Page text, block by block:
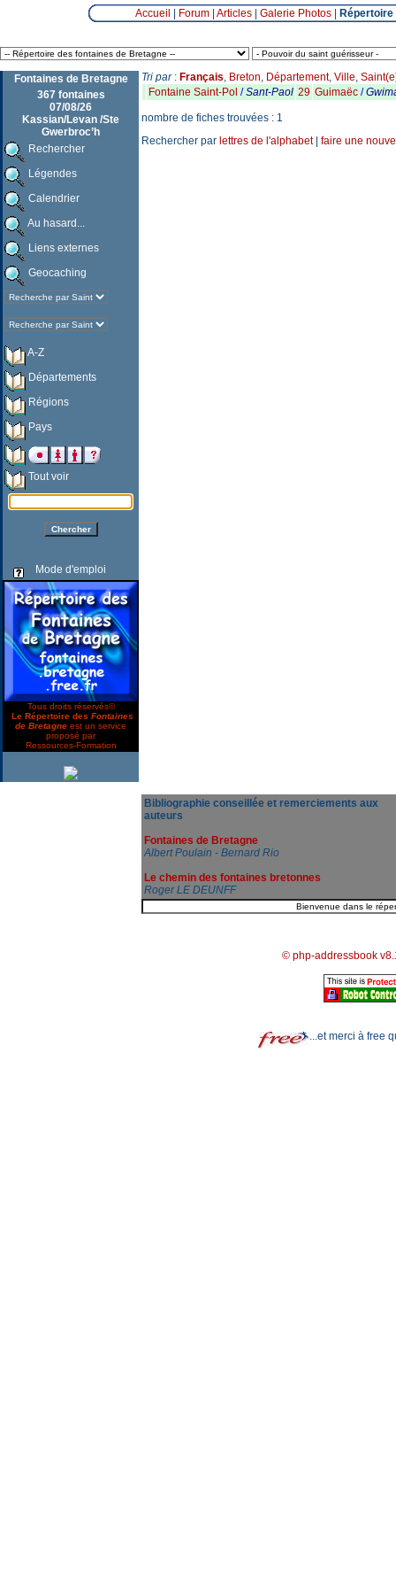
Accueil Forum| Articles| Galerie Photos|
Fontaines de Bretagne
367 fontaines
07/08/26
Kassian/Levan /Ste
Gwerbroc’h
Rechercher
Légendes
Calendrier
Au hasard...
Liens externes
Geocaching
A-Z
Départements
Régions
Pays
Tout voir
Mode d'emploi
Tous droits réservés©
Le Répertoire des Fontaines
de Bretagne est un service
proposé par
Ressources-Formation
Tri par: Français, Breton, Département, Ville,
Fontaine Saint-Pol /Sant-Paol 29 Guimaëc /
nombre de fiches trouvées : 1
Rechercher par lettres de l'alphabet| faire une
Bibliographie conseillée et remerciements aux
auteurs
Fontaines de Bretagne
Albert Poulain - Bernard Rio
Le chemin des fontaines bretonnes
Roger LE DEUNFF
© php-addressbook
...et merci à free